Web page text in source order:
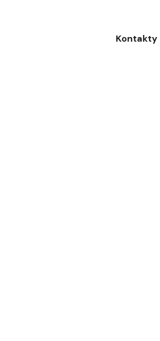
Kontakty